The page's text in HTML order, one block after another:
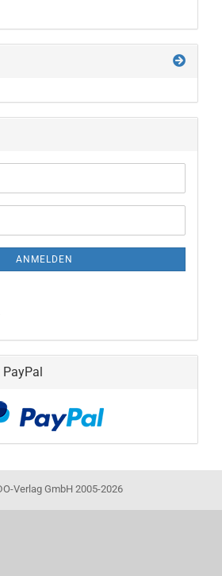
ANMELDEN
Verlag GmbH 2005-2026